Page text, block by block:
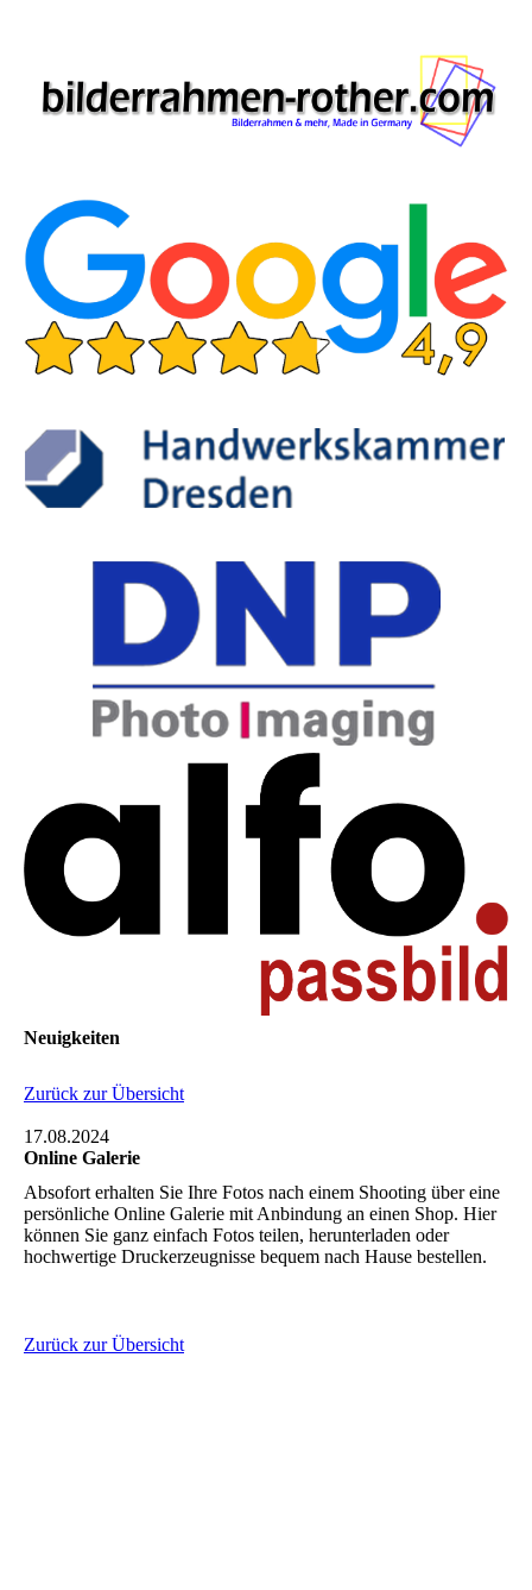
Neuigkeiten
Zurück zur Übersicht
17.08.2024
Online Galerie
Absofort erhalten Sie Ihre Fotos nach einem Shooting über eine
persönliche Online Galerie mit Anbindung an einen Shop. Hier
können Sie ganz einfach Fotos teilen, herunterladen oder
hochwertige Druckerzeugnisse bequem nach Hause bestellen.
Zurück zur Übersicht